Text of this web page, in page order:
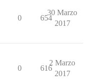
0 654
30 Marzo
2017
0 616
2 Marzo
2017